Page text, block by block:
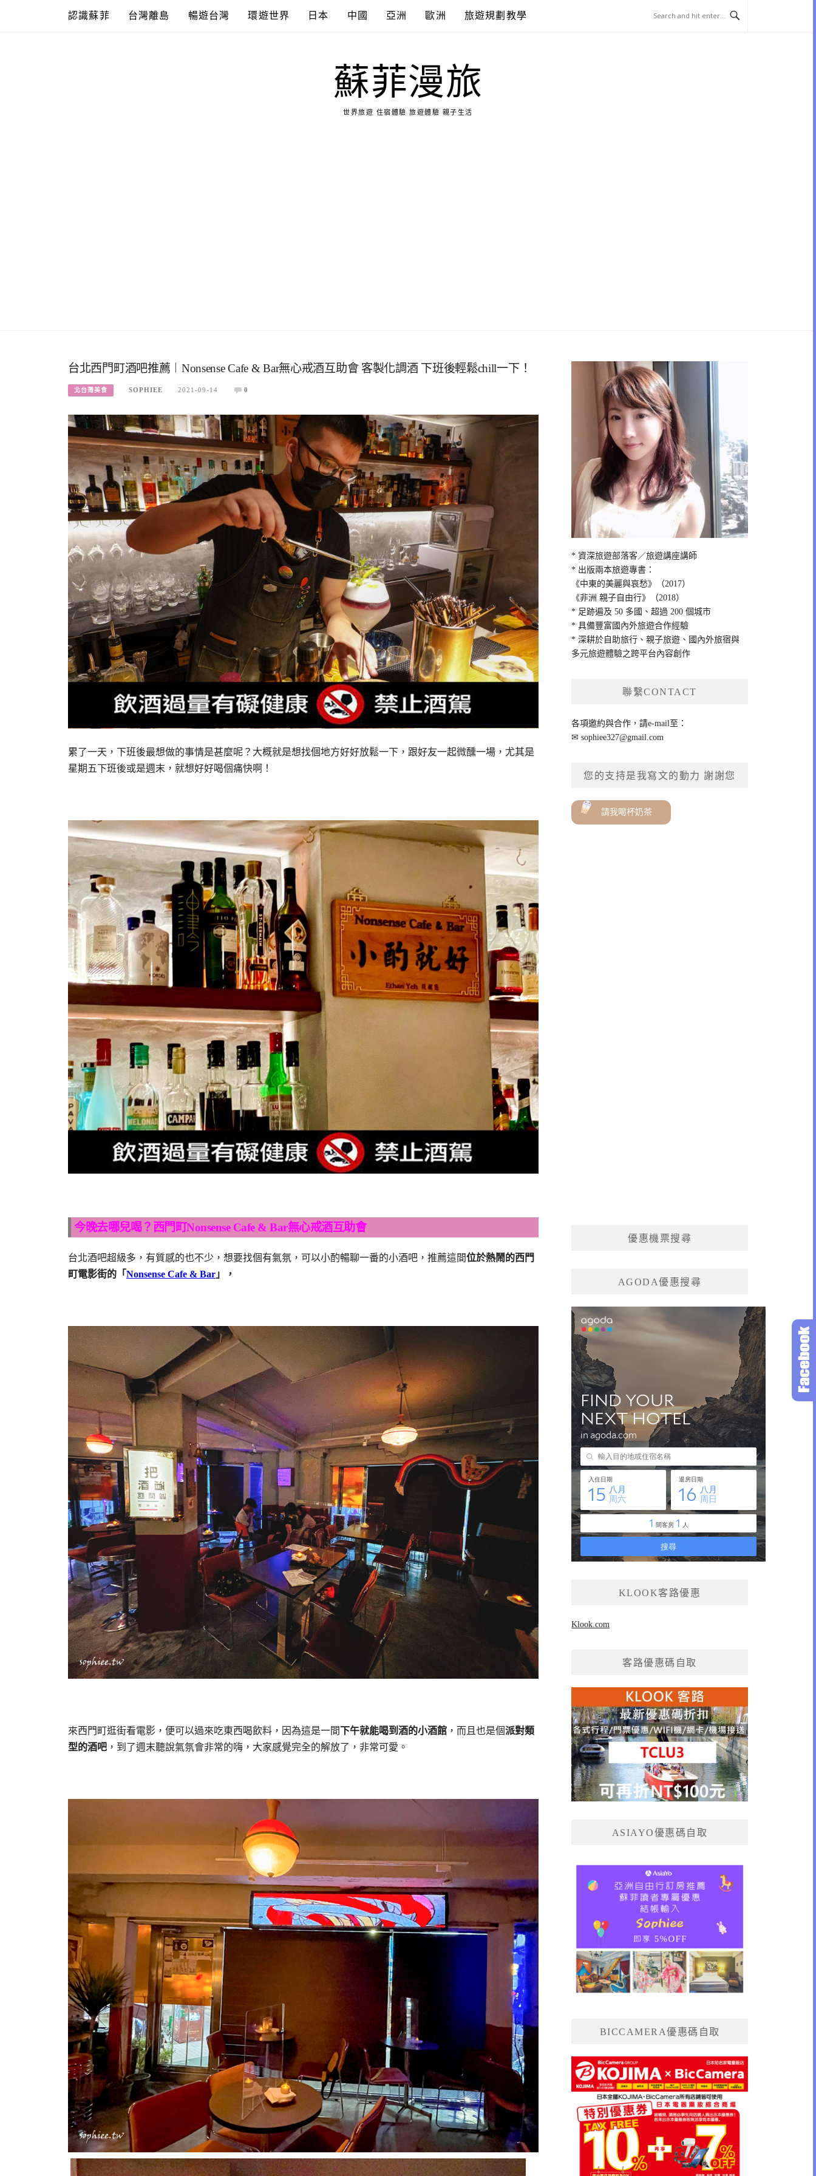
認識蘇菲 台灣離島 暢遊台灣 環遊世界 日本 中國 亞洲 歐洲 旅遊規劃教學
蘇菲漫旅
世界旅遊 住宿體驗 旅遊體驗 親子生活
台北西門町酒吧推薦︱Nonsense Cafe & Bar無心戒酒互助會 客製化調酒 下班後輕鬆chill一下！
北台灣美食 SOPHIEE 2021-09-14 0
累了一天，下班後最想做的事情是甚麼呢？大概就是想找個地方好好放鬆一下，跟好友一起微醺一場，尤其是
星期五下班後或是週末，就想好好喝個痛快啊！
今晚去哪兒喝？西門町Nonsense Cafe & Bar無心戒酒互助會
台北酒吧超級多，有質感的也不少，想要找個有氣氛，可以小酌暢聊一番的小酒吧，推薦這間位於熱鬧的西門
町電影街的「Nonsense Cafe & Bar 」，
來西門町逛街看電影，便可以過來吃東西喝飲料，因為這是一間下午就能喝到酒的小酒館 ，而且也是個派對類
型的酒吧 ，到了週末聽說氣氛會非常的嗨，大家感覺完全的解放了，非常可愛。
* 資深旅遊部落客／旅遊講座講師
* 出版兩本旅遊專書：
《中東的美麗與哀愁》（2017）
《非洲 親子自由行》（2018）
* 足跡遍及 50 多國、超過 200 個城市
* 具備豐富國內外旅遊合作經驗
* 深耕於自助旅行、親子旅遊、國內外旅宿與
多元旅遊體驗之跨平台內容創作
聯繫CONTACT
各項邀約與合作，請e-mail至：
✉sophiee327@gmail.com
您的支持是我寫文的動力 謝謝您
請我喝杯奶茶
優惠機票搜尋
AGODA優惠搜尋
KLOOK客路優惠
Klook.com
客路優惠碼自取
ASIAYO優惠碼自取
BICCAMERA優惠碼自取